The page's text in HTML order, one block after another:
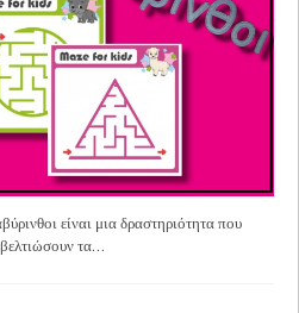
είναι μια δραστηριότητα που
βελτιώσουν τα…